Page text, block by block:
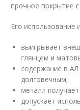
прочное покрытие
Его использование
выигрывает
глянцем и
содержание в
долговечным;
металл
допускает